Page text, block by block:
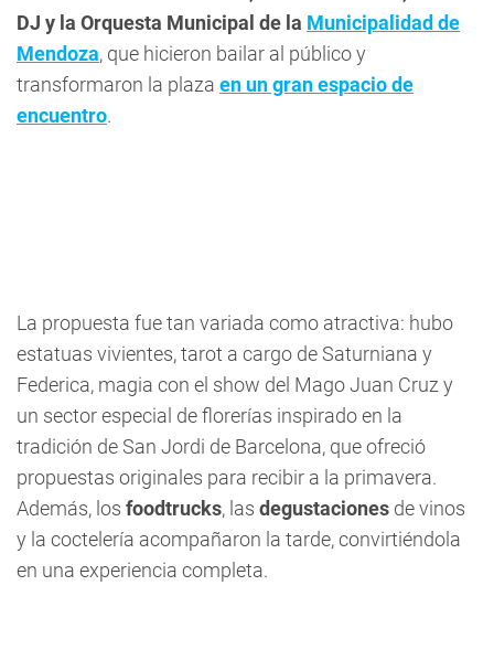
DJ y la Orquesta Municipal de la Municipalidad de
Mendoza, que hicieron bailar al público y
transformaron la plaza en un gran espacio de
encuentro.
La propuesta fue tan variada como atractiva: hubo
estatuas vivientes, tarot a cargo de Saturniana y
Federica, magia con el show del Mago Juan Cruz y
un sector especial de florerías inspirado en la
tradición de San Jordi de Barcelona, que ofreció
propuestas originales para recibir a la primavera.
Además, los foodtrucks, las degustaciones de vinos
y la coctelería acompañaron la tarde, convirtiéndola
en una experiencia completa.